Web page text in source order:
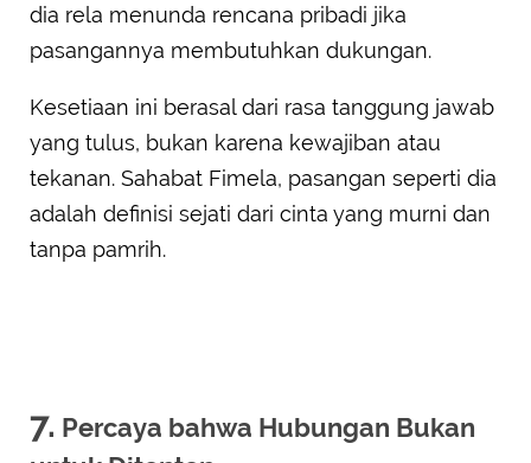
dia rela menunda rencana pribadi jika
pasangannya membutuhkan dukungan.
Kesetiaan ini berasal dari rasa tanggung jawab
yang tulus, bukan karena kewajiban atau
tekanan. Sahabat Fimela, pasangan seperti dia
adalah definisi sejati dari cinta yang murni dan
tanpa pamrih.
7. Percaya bahwa Hubungan Bukan